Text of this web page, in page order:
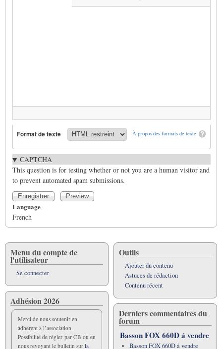
À propos des formats de texte
Format de texte
CAPTCHA
This question is for testing whether or not you are a human visitor and
to prevent automated spam submissions.
Language
French
Menu du compte de
l'utilisateur
Se connecter
Adhésion 2026
Merci de nous soutenir en
adhérent à l’association.
Possibilité de régler par CB ou en
nous revoyant le bulletin sur la
Outils
Ajouter du contenu
Astuces de rédaction
Contenu récent
Derniers commentaires du
forum
Basson FOX 660D á vendre
Basson FOX 660D á vendre